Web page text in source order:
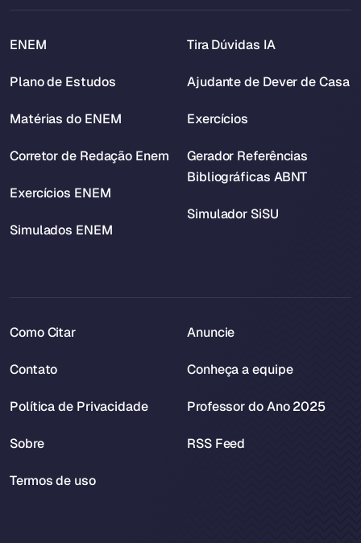
ENEM
Plano de Estudos
Matérias do ENEM
Corretor de Redação Enem
Exercícios ENEM
Simulados ENEM
Tira Dúvidas IA
Ajudante de Dever de Casa
Exercícios
Gerador Referências
Bibliográficas ABNT
Simulador SiSU
Como Citar
Contato
Política de Privacidade
Sobre
Termos de uso
Anuncie
Conheça a equipe
Professor do Ano 2025
RSS Feed